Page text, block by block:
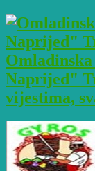
Naprijed"
vijestima,